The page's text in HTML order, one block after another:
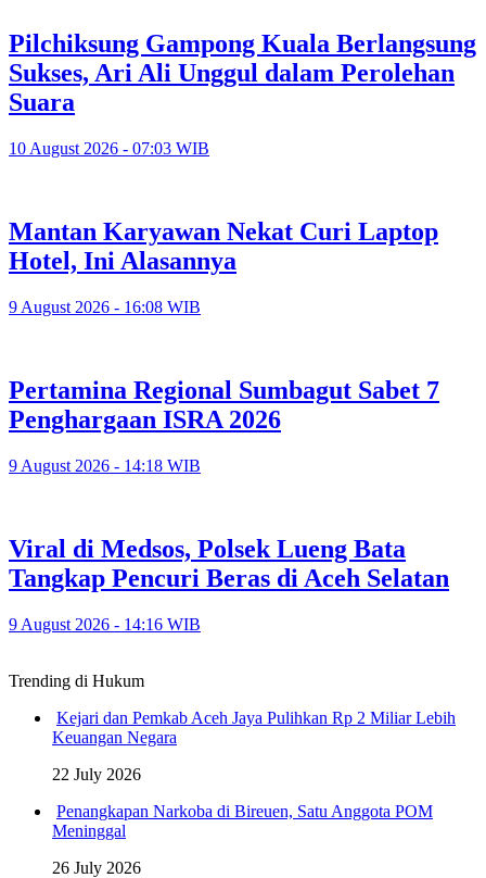
Pilchiksung Gampong Kuala Berlangsung
Sukses, Ari Ali Unggul dalam Perolehan
Suara
10 August 2026 - 07:03 WIB
Mantan Karyawan Nekat Curi Laptop
Hotel, Ini Alasannya
9 August 2026 - 16:08 WIB
Pertamina Regional Sumbagut Sabet 7
Penghargaan ISRA 2026
9 August 2026 - 14:18 WIB
Viral di Medsos, Polsek Lueng Bata
Tangkap Pencuri Beras di Aceh Selatan
9 August 2026 - 14:16 WIB
Trending di Hukum
Kejari dan Pemkab Aceh Jaya Pulihkan Rp 2 Miliar Lebih
Keuangan Negara
22 July 2026
Penangkapan Narkoba di Bireuen, Satu Anggota POM
Meninggal
26 July 2026